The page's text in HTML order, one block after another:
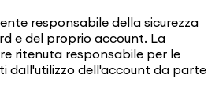
responsabile della sicurezza
e del proprio account. La
ritenuta responsabile per le
dall'utilizzo dell'account da parte